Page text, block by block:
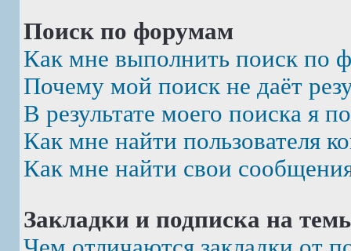
Поиск по форумам
Как мне выполнить поиск по
Почему мой поиск не даёт
В результате моего поиска я
Как мне найти пользователя
Как мне найти свои
Закладки и подписка на